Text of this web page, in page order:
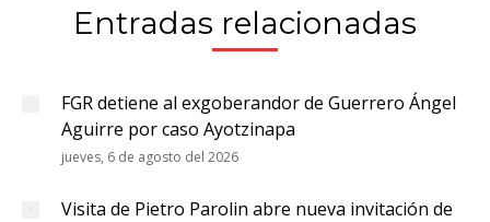
Entradas relacionadas
FGR detiene al exgoberandor de Guerrero Ángel
Aguirre por caso Ayotzinapa
jueves, 6 de agosto del 2026
Visita de Pietro Parolin abre nueva invitación de